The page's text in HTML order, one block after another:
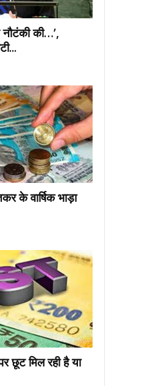
की…’,
के वार्षिक भाड़ा
छूट मिल रही है या